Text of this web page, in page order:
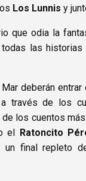
Los Lunnis y
que odia la
las
deberán
través de los
los cuentos
el Ratoncito
un final repleto